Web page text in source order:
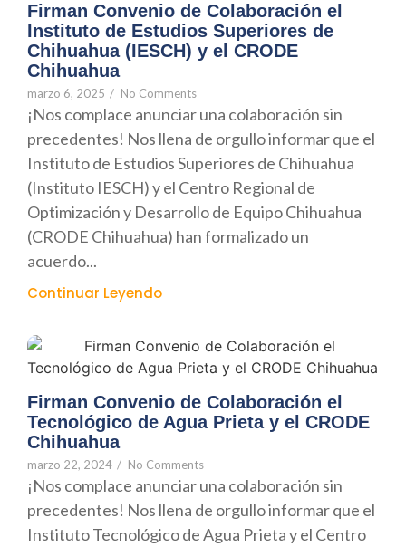
Firman Convenio de Colaboración el
Instituto de Estudios Superiores de
Chihuahua (IESCH) y el CRODE
Chihuahua
marzo 6, 2025 / No Comments
¡Nos complace anunciar una colaboración sin
precedentes! Nos llena de orgullo informar que el
Instituto de Estudios Superiores de Chihuahua
(Instituto IESCH) y el Centro Regional de
Optimización y Desarrollo de Equipo Chihuahua
(CRODE Chihuahua) han formalizado un
acuerdo...
Continuar Leyendo
Firman Convenio de Colaboración el
Tecnológico de Agua Prieta y el CRODE
Chihuahua
marzo 22, 2024 / No Comments
¡Nos complace anunciar una colaboración sin
precedentes! Nos llena de orgullo informar que el
Instituto Tecnológico de Agua Prieta y el Centro